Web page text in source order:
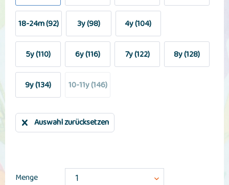
18-24m (92) 3y (98) 4y (104)
5y (110) 6y (116) 7y (122) 8y (128)
9y (134) 10-11y (146)
Auswahl zurücksetzen
Menge